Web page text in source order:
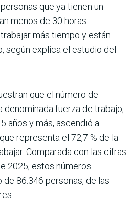
que ya tienen un
menos de 30 horas
más tiempo y están
según explica el estu­dio del
que el número de
deno­minada fuerza de trabajo,
años y más, ascendió a
representa el 72,7 % de la
Compa­rada con las cifras
2025, estos números
86.346 personas, de las